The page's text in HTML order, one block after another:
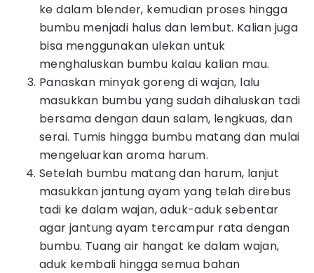
ke dalam blender, kemudian proses hingga
bumbu menjadi halus dan lembut. Kalian juga
bisa menggunakan ulekan untuk
menghaluskan bumbu kalau kalian mau.
Panaskan minyak goreng di wajan, lalu
masukkan bumbu yang sudah dihaluskan tadi
bersama dengan daun salam, lengkuas, dan
serai. Tumis hingga bumbu matang dan mulai
mengeluarkan aroma harum.
Setelah bumbu matang dan harum, lanjut
masukkan jantung ayam yang telah direbus
tadi ke dalam wajan, aduk-aduk sebentar
agar jantung ayam tercampur rata dengan
bumbu. Tuang air hangat ke dalam wajan,
aduk kembali hingga semua bahan